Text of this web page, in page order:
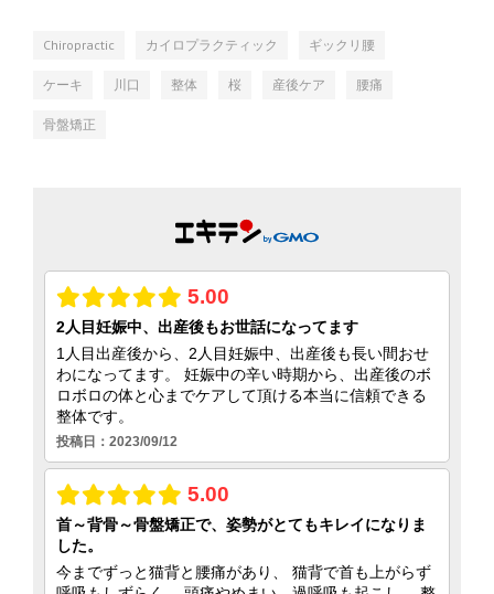
Chiropractic カイロプラクティック ギックリ腰
ケーキ 川口 整体 桜 産後ケア 腰痛
骨盤矯正